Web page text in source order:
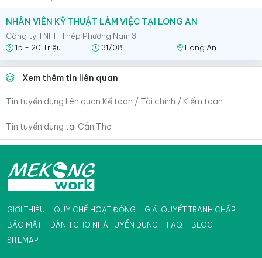
NHÂN VIÊN KỸ THUẬT LÀM VIỆC TẠI LONG AN
Công ty TNHH Thép Phương Nam 3
15 - 20 Triệu
31/08 Long An
Xem thêm tin liên quan
Tin tuyển dụng liên quan Kế toán / Tài chính / Kiểm toán
Tin tuyển dụng tại Cần Thơ
GIỚI THIỆU QUY CHẾ HOẠT ĐỘNG
GIẢI QUYẾT TRANH CHẤP
BẢO MẬT
DÀNH CHO NHÀ TUYỂN DỤNG FAQ
BLOG
SITEMAP